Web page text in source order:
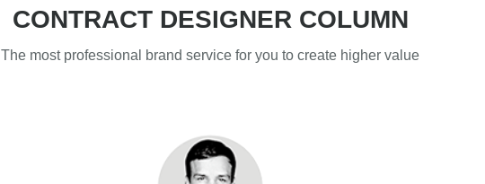
CONTRACT DESIGNER COLUMN
The most professional brand service for you to create higher value